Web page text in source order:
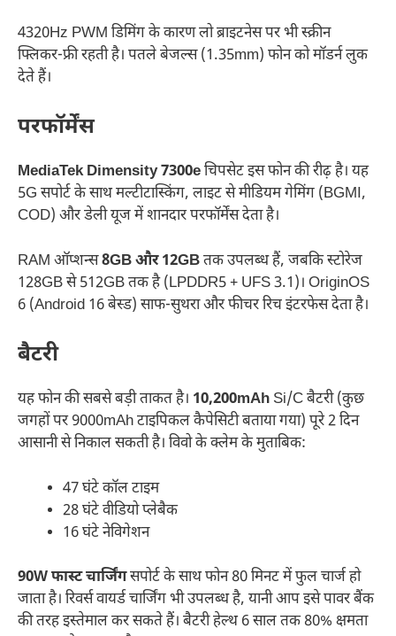
4320Hz PWM डिमिंग के कारण लो ब्राइटनेस पर भी स्क्रीन
फ्लिकर-फ्री रहती है। पतले बेजल्स (1.35mm) फोन को मॉडर्न लुक
देते हैं।
परफॉर्मेंस
MediaTek Dimensity 7300eचिपसेट इस फोन की रीढ़ है। यह
5G सपोर्ट के साथ मल्टीटास्किंग, लाइट से मीडियम गेमिंग (BGMI,
COD) और डेली यूज में शानदार परफॉर्मेंस देता है।
RAM ऑप्शन्स8GB और 12GBतक उपलब्ध हैं, जबकि स्टोरेज
128GB से 512GB तक है (LPDDR5 + UFS 3.1)। OriginOS
6 (Android 16 बेस्ड) साफ-सुथरा और फीचर रिच इंटरफेस देता है।
बैटरी
यह फोन की सबसे बड़ी ताकत है। 10,200mAh Si/C बैटरी (कुछ
जगहों पर 9000mAh टाइपिकल कैपेसिटी बताया गया) पूरे 2 दिन
आसानी से निकाल सकती है। विवो के क्लेम के मुताबिक:
47 घंटे कॉल टाइम
28 घंटे वीडियो प्लेबैक
16 घंटे नेविगेशन
90W फास्ट चार्जिंगसपोर्ट के साथ फोन 80 मिनट में फुल चार्ज हो
जाता है। रिवर्स वायर्ड चार्जिंग भी उपलब्ध है, यानी आप इसे पावर बैंक
की तरह इस्तेमाल कर सकते हैं। बैटरी हेल्थ 6 साल तक 80% क्षमता